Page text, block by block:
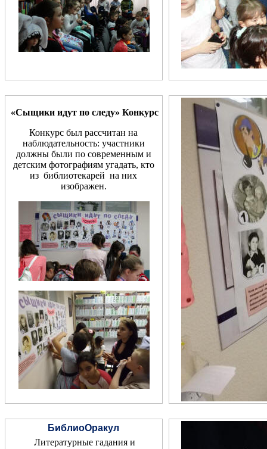
«Сыщики идут по следу» Конкурс
Конкурс был рассчитан на
наблюдательность: участники
должны были по современным и
детским фотографиям угадать, кто
из библиотекарей на них
изображен.
БиблиоОракул
Литературные гадания и